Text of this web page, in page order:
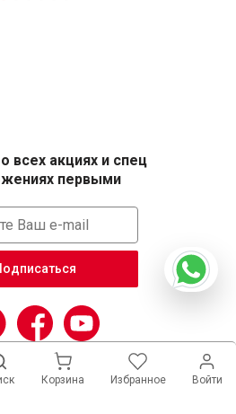
всех акциях и спец
первыми
Корзина Избранное Войти